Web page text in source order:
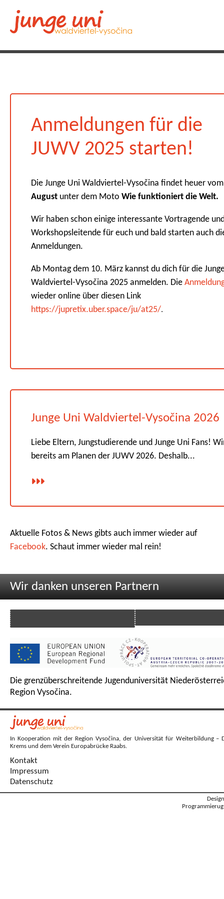
Anmeldungen für die
JUWV 2025 starten!
Die Junge Uni Waldviertel-Vysočina findet heuer
August unter dem Moto Wie funktioniert die Welt.
Wir haben schon einige interessante Vortragende
Workshopsleitende für euch und bald starten auch
Anmeldungen.
Ab Montag dem 10. März kannst du dich für die
Waldviertel-Vysočina 2025 anmelden. Die
wieder online über diesen Link
https://jupretix.uber.space/ju/at25/.
Junge Uni Waldviertel-Vysočina 2026
Liebe Eltern, Jungstudierende und Junge Uni Fans!
bereits am Planen der JUWV 2026. Deshalb...
Aktuelle Fotos & News gibts auch immer wieder auf
Facebook. Schaut immer wieder mal rein!
Wir danken unseren Partnern
Die grenzüberschreitende Jugenduniversität
Region Vysočina.
In Kooperation mit der Region Vysočina, der Universität für Weiterbildung –
Krems und dem Verein Europabrücke Raabs.
Kontakt
Impressum
Datenschutz